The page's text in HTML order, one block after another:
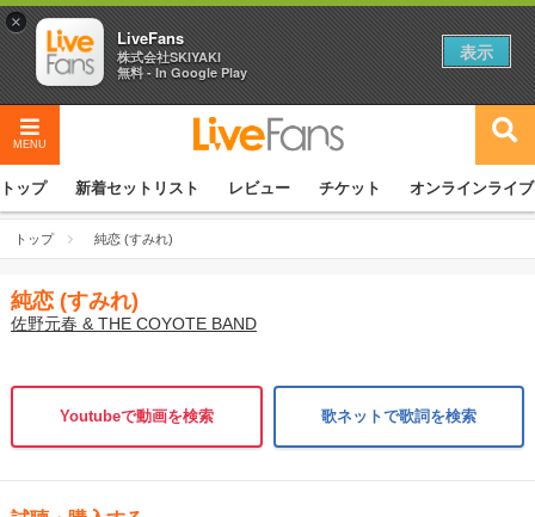
MENU
トップ 新着セットリスト レビュー チケット オンラインライブ
トップ 純恋 (すみれ)
純恋 (すみれ)
佐野元春 & THE COYOTE BAND
Youtubeで動画を検索 歌ネットで歌詞を検索
×
LiveFans
株式会社SKIYAKI
無料 - In Google Play
表示